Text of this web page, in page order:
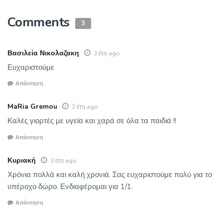
Comments 3
Βασιλεία Νικολαζακη 3 έτη ago
Ευχαριστούμε
Απάντηση
MaRia Gremou 3 έτη ago
Καλές γιορτές με υγεία και χαρά σε όλα τα παιδιά !!
Απάντηση
Κυριακή 3 έτη ago
Χρόνια πολλά και καλή χρονιά. Σας ευχαριστούμε πολύ για το
υπέροχο δώρο. Ενδιαφέρομαι για 1/1.
Απάντηση